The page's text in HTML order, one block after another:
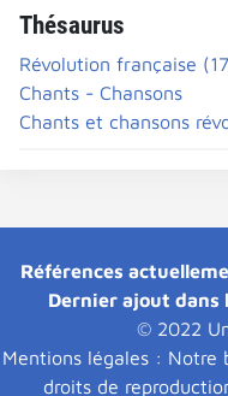
Thésaurus
Révolution française
Chants - Chansons
Chants et chansons
Références
Dernier ajout dans
© 2022
Mentions légales : Notre
droits de